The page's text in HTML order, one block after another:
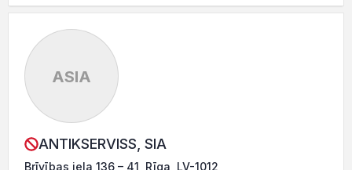
ASIA
ANTIKSERVISS, SIA
Brīvības iela 136 – 41, Rīga, LV-1012